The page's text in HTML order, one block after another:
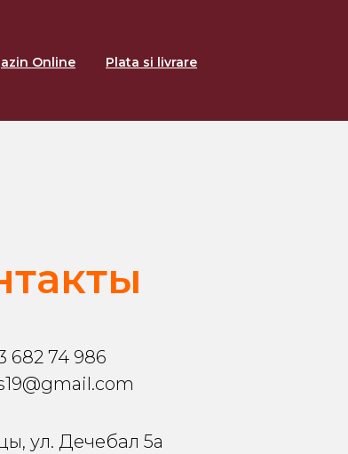
Online Plata si livrare
682 74 986
ул. Дечебал 5a